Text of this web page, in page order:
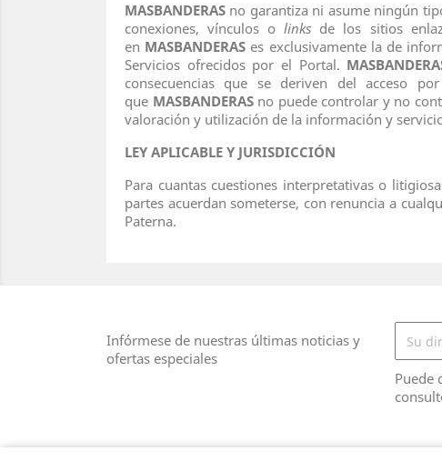
MASBANDERAS no garantiza ni asume ningún
conexiones, vínculos olinks de los sitios
en MASBANDERAS es exclusivamente la de
Servicios ofrecidos por el Portal.
consecuencias que se deriven del acceso
que MASBANDERASno puede controlar y no
valoración y utilización de la información y
LEY APLICABLE Y JURISDICCIÓN
Para cuantas cuestiones interpretativas o
partes acuerdan someterse, con renuncia a
Paterna.
Infórmese de nuestras últimas noticias y
ofertas especiales
Puede